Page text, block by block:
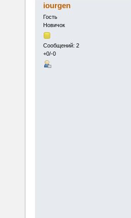
iourgen
Гость
Новичок
Сообщений: 2
+0/-0